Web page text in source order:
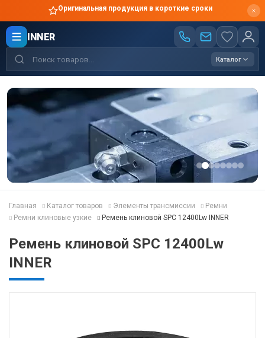
Оригинальная продукция в короткие сроки
INNER
Каталог
Главная Каталог товаров Элементы трансмиссии
Ремни
Ремни клиновые узкие
Ремень клиновой SPC 12400Lw INNER
Ремень клиновой SPC 12400Lw
INNER